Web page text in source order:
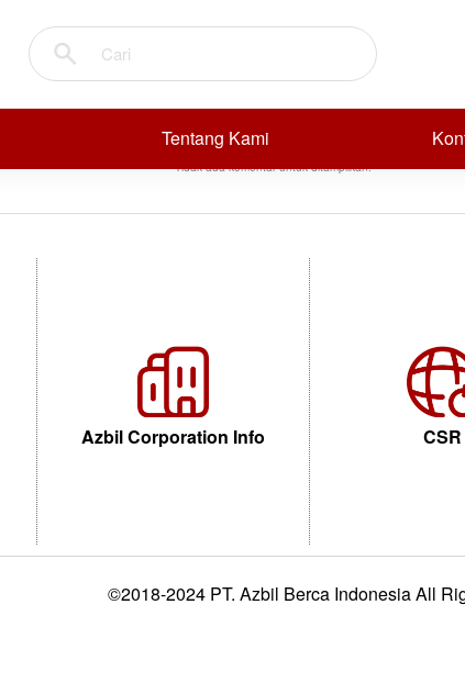
Tentang Kami
Cari
Recent Posts
Recent
Tidak ada komentar untuk ditampilkan.
Azbil Corporation Info CSR
©2018-2024 PT. Azbil Berca Indonesia All